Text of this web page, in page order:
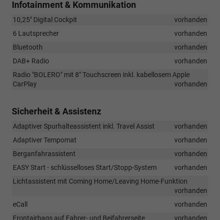
Infotainment & Kommunikation
10,25" Digital Cockpit
vorhanden
6 Lautsprecher
vorhanden
Bluetooth
vorhanden
DAB+ Radio
vorhanden
Radio "BOLERO" mit 8" Touchscreen inkl. kabellosem Apple
CarPlay
vorhanden
Sicherheit & Assistenz
Adaptiver Spurhalteassistent inkl. Travel Assist
vorhanden
Adaptiver Tempomat
vorhanden
Berganfahrassistent
vorhanden
EASY Start - schlüsselloses Start/Stopp-System
vorhanden
Lichtassistent mit Coming Home/Leaving Home-Funktion
vorhanden
eCall
vorhanden
Frontairbags auf Fahrer- und Beifahrerseite
vorhanden